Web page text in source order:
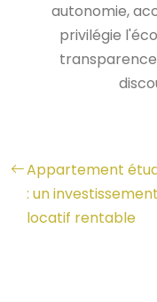
autonomie,
privilégie
transparence
Appartement
: un investissement
locatif rentable